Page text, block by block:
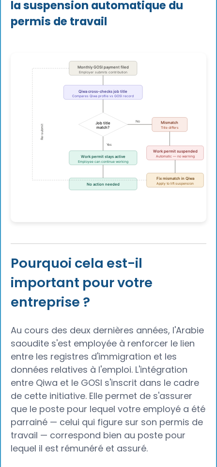
la suspension automatique du
permis de travail
Pourquoi cela est-il
important pour votre
entreprise ?
Au cours des deux dernières années, l'Arabie
saoudite s'est employée à renforcer le lien
entre les registres d'immigration et les
données relatives à l'emploi. L'intégration
entre Qiwa et le GOSI s'inscrit dans le cadre
de cette initiative. Elle permet de s'assurer
que le poste pour lequel votre employé a été
parrainé — celui qui figure sur son permis de
travail — correspond bien au poste pour
lequel il est rémunéré et assuré.